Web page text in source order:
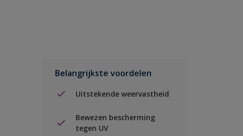
Belangrijkste voordelen
Uitstekende weervastheid
Bewezen bescherming
tegen UV